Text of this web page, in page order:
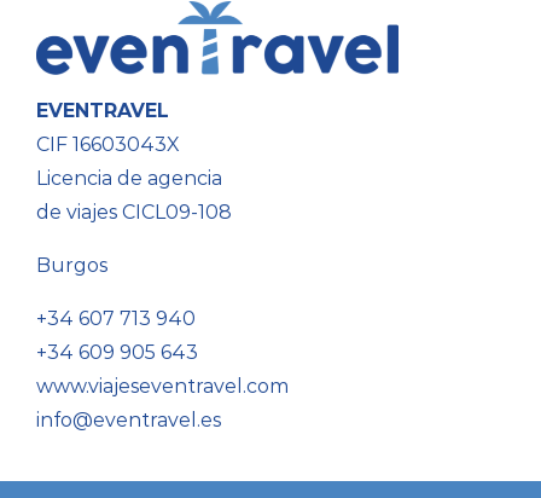
EVENTRAVEL
CIF 16603043X
Licencia de agencia
de viajes CICL09-108
Burgos
+34 607 713 940
+34 609 905 643
www.viajeseventravel.com
info@eventravel.es